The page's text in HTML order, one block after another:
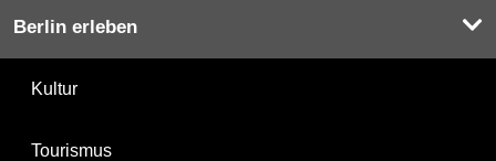
Berlin erleben
Kultur
Tourismus